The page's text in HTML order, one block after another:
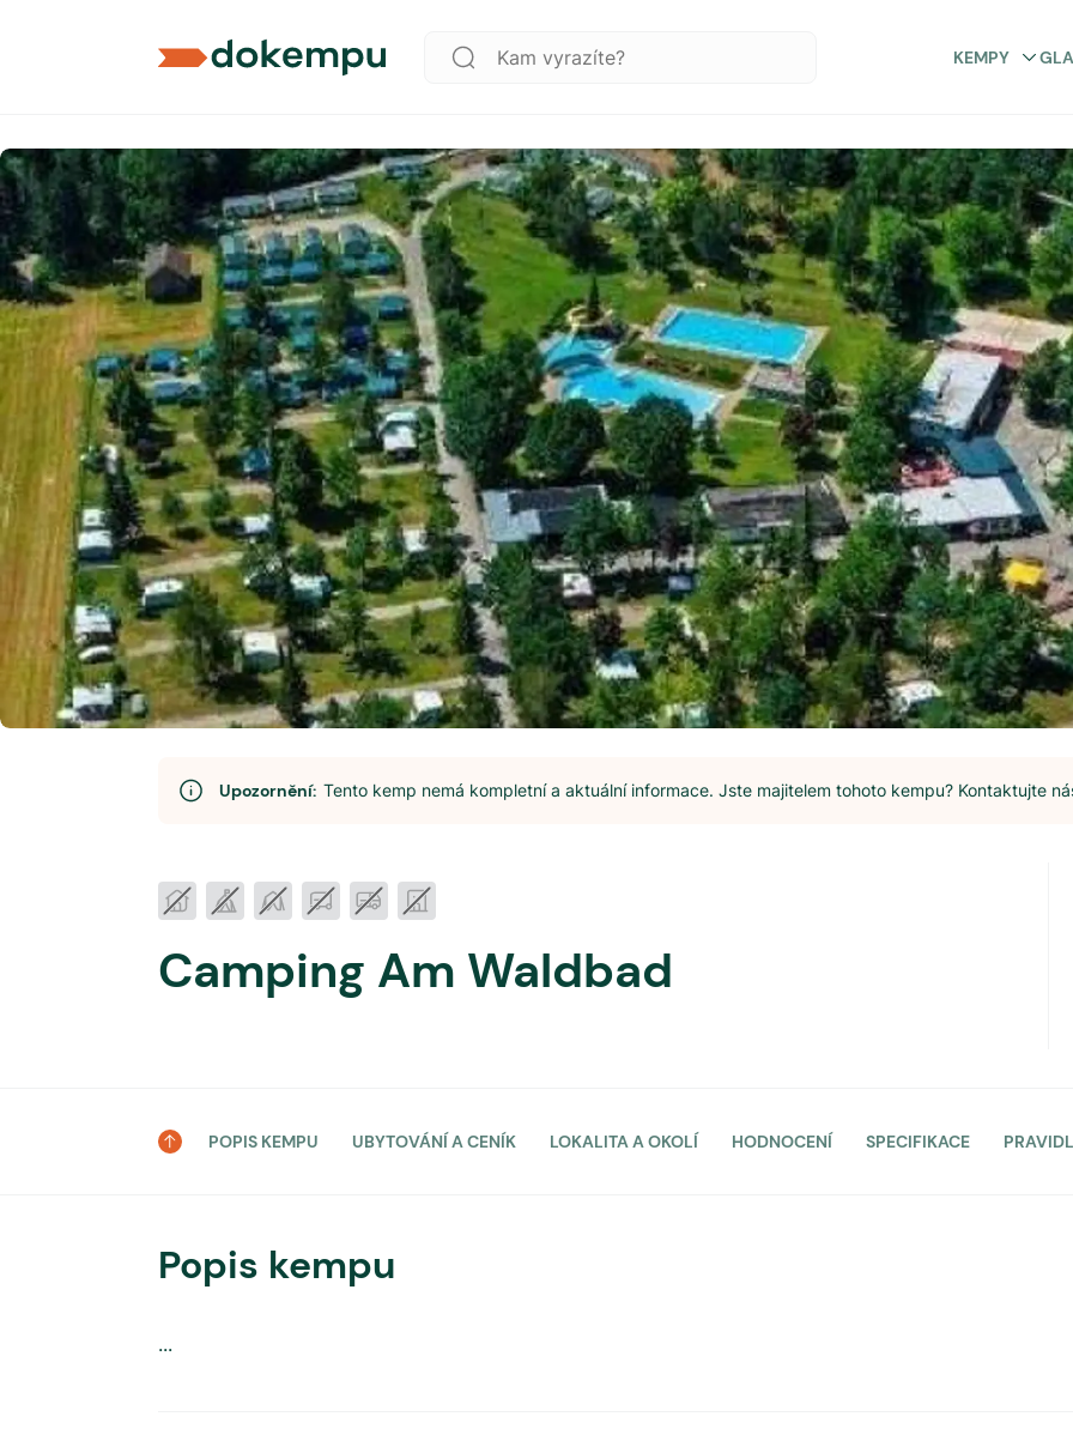
KEMPY
Upozornění: Tento kemp nemá kompletní a aktuální informace. Jste majitelem tohoto kempu? Kontaktujte
Camping Am Waldbad
POPIS KEMPU UBYTOVÁNÍ A CENÍK LOKALITA A OKOLÍ HODNOCENÍ SPECIFIKACE
Popis kempu
...